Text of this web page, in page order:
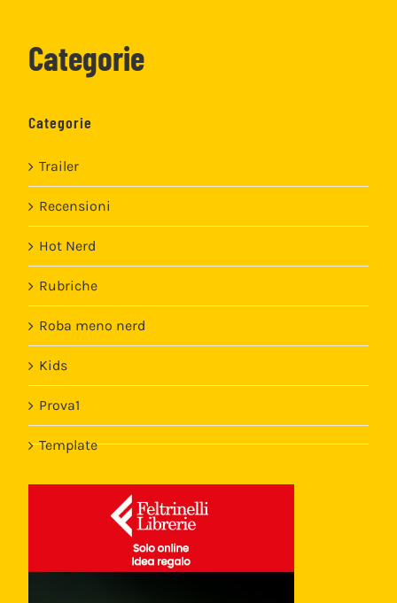
Categorie
Categorie
Trailer
Recensioni
Hot Nerd
Rubriche
Roba meno nerd
Kids
Prova1
Template